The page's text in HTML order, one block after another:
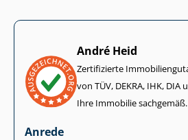
André Heid
Zertifizierte
von TÜV, DEKRA, IHK, DIA
Ihre Immobilie sachgemäß.
Anrede